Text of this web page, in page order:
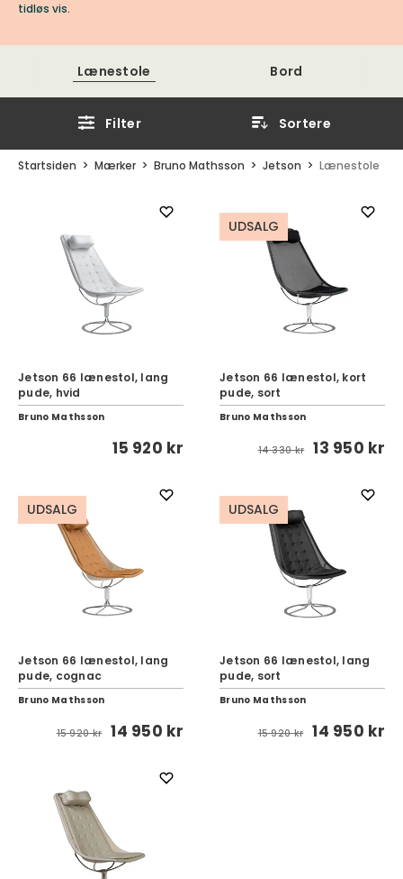
tidløs vis.
Lænestole Bord
Filter Sortere
Startsiden Mærker Bruno Mathsson Jetson Lænestole
Jetson 66 lænestol, lang
pude, hvid
Bruno Mathsson
15 920 kr
UDSALG
Jetson 66 lænestol, kort
pude, sort
Bruno Mathsson
14 330 kr 13 950 kr
UDSALG
Jetson 66 lænestol, lang
pude, cognac
Bruno Mathsson
15 920 kr 14 950 kr
UDSALG
Jetson 66 lænestol, lang
pude, sort
Bruno Mathsson
15 920 kr 14 950 kr